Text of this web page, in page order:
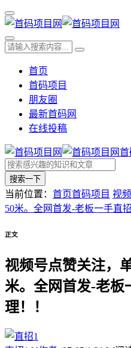
首页
首码项目
朋友圈
最新首码网
在线投稿
首
搜索一下
当前位置： 首页首码项目 视
50米。全网首发-老板一手直
正文
视频号点赞关注，
米。全网首发-老板
理！！